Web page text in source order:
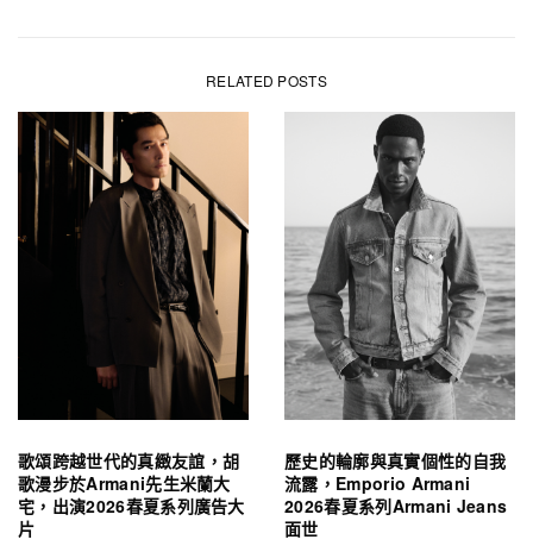
RELATED POSTS
歌頌跨越世代的真緻友誼，胡
歌漫步於Armani先生米蘭大
宅，出演2026春夏系列廣告大
片
歷史的輪廓與真實個性的自我
流露，Emporio Armani
2026春夏系列Armani Jeans
面世